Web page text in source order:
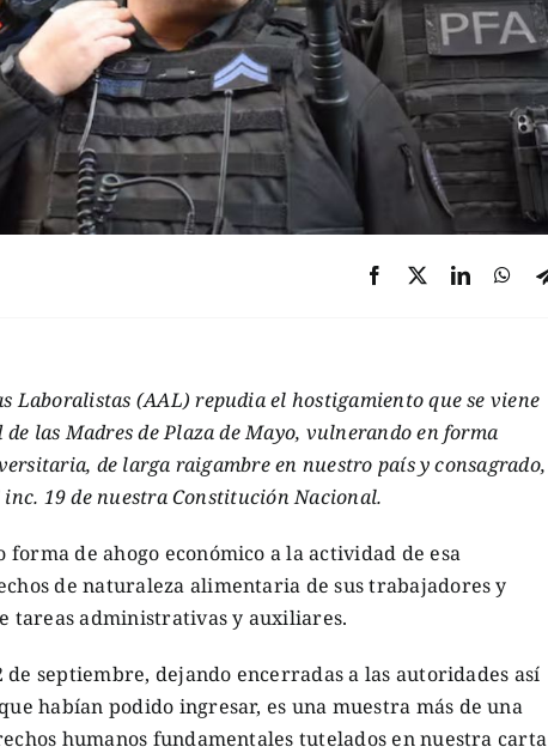
Laboralistas (AAL) repudia el hostigamiento que se viene
las Madres de Plaza de Mayo, vulnerando en forma
de larga raigambre en nuestro país y consagrado,
19 de nuestra Constitución Nacional.
de ahogo económico a la actividad de esa
de naturaleza alimentaria de sus trabajadores y
tareas administrativas y auxiliares.
septiembre, dejando encerradas a las autoridades así
habían podido ingresar, es una muestra más de una
humanos fundamentales tutelados en nuestra carta